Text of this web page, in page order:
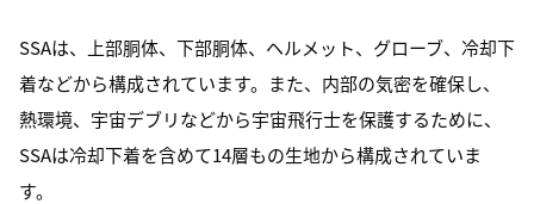
SSAは、上部胴体、下部胴体、ヘルメット、グローブ、冷却下
着などから構成されています。また、内部の気密を確保し、
熱環境、宇宙デブリなどから宇宙飛行士を保護するために、
SSAは冷却下着を含めて14層もの生地から構成されていま
す。